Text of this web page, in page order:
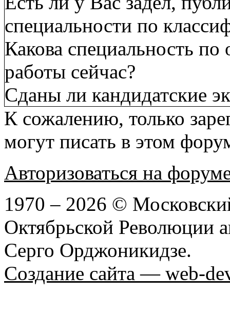
специальности по
Какова специальность по
работы сейчас?
Сданы ли кандидатские
К сожалению, только
могут писать в этом
Авторизоваться на
1970 – 2026 ©
Октябрьской Революции
Серго Орджоникидзе.
Создание сайта — web-